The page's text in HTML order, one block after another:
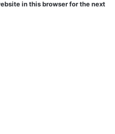
in this browser for the next